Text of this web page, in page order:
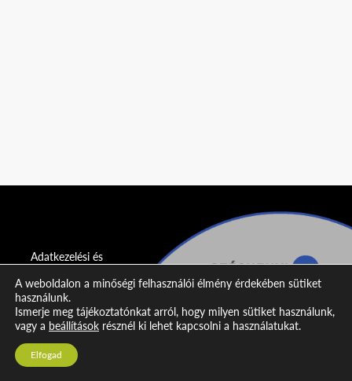
Adatkezelési és
nyilatkozat
Impresszum
Kapcsolat
A weboldalon a minőségi felhasználói élmény érdekében sütiket
használunk.
Ismerje meg tájékoztatónkat arról, hogy milyen sütiket használunk,
vagy a beállítások résznél ki lehet kapcsolni a használatukat.
Elfogad